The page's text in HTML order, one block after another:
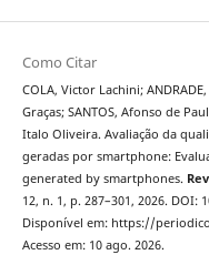
Como Citar
COLA, Victor Lachini;
Graças; SANTOS, Afonso de
Italo Oliveira. Avaliação da
geradas por smartphone:
generated by smartphones.
12, n. 1, p. 287–301, 2026. DOI:
Disponível em: https://
Acesso em: 10 ago. 2026.